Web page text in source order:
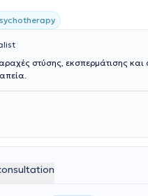
στύσης, εκσπερμάτισης και